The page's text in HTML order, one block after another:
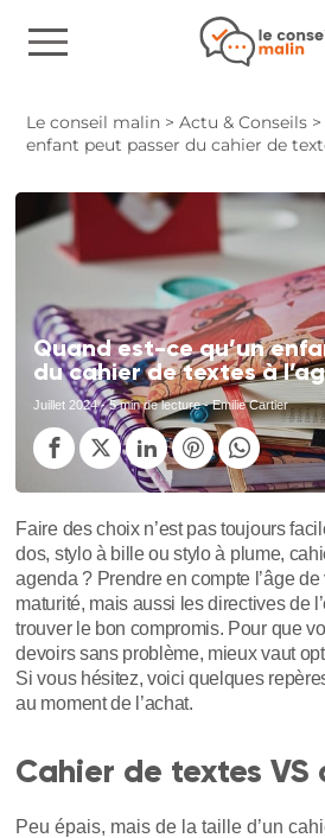
Le conseil malin >Actu & Conseils
enfant peut passer du cahier de
Quand est-ce qu’un
du cahier de textes à
Juillet 2024- 5 min de lecture - Emilie Cartier
Faire des choix n’est pas toujours
dos, stylo à bille ou stylo à plume,
agenda ? Prendre en compte l’âge de
maturité, mais aussi les directives de
trouver le bon compromis. Pour que
devoirs sans problème, mieux vaut
Si vous hésitez, voici quelques
au moment de l’achat.
Cahier de textes VS
Peu épais, mais de la taille d’un